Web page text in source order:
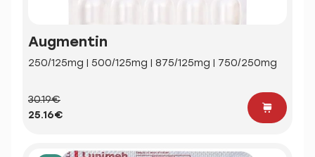
Augmentin
250/125mg | 500/125mg | 875/125mg | 750/250mg
30.19€
25.16€